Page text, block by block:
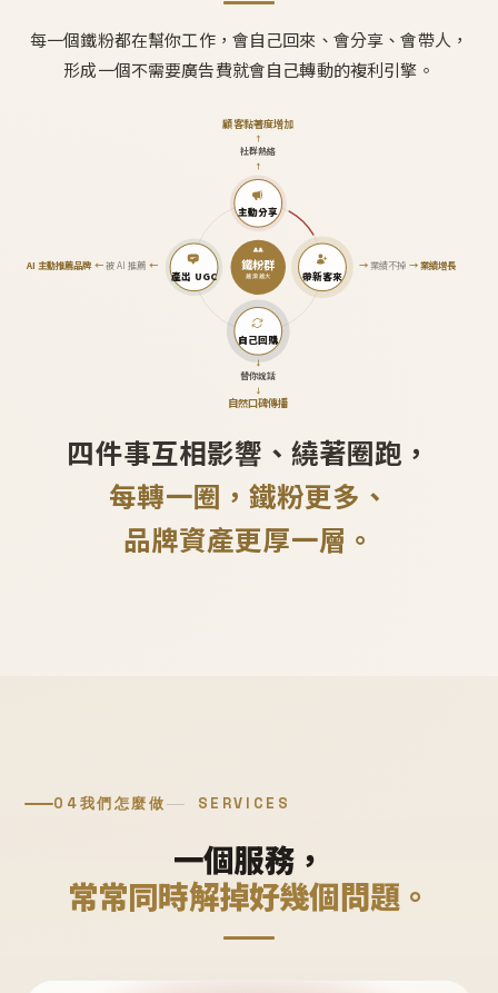
每一個鐵粉都在幫你工作，會自己回來、會分享、會帶人，
形成一個不需要廣告費就會自己轉動的複利引擎。
鐵粉群
越滾越大
主動分享
↑
社群熱絡
↑
顧客黏著度增加
帶新客來
→業績不掉 →業績增長
自己回購
↓
替你說話
↓
自然口碑傳播
產出 UGC
AI 主動推薦品牌←被 AI 推薦 ←
四件事互相影響、繞著圈跑，
每轉一圈，鐵粉更多、
品牌資產更厚一層。
04我們怎麼做 SERVICES
一個服務，
常常同時解掉好幾個問題。